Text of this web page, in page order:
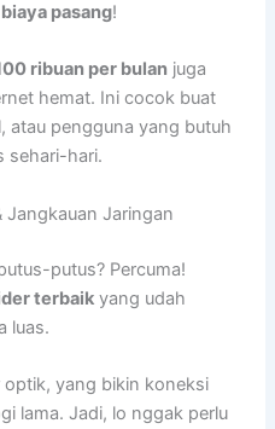
pasang!
ribuan per bulan juga
hemat. Ini cocok buat
atau pengguna yang butuh
sehari-hari.
Jangkauan Jaringan
putus? Percuma!
terbaik yang udah
luas.
yang bikin koneksi
lama. Jadi, lo nggak perlu